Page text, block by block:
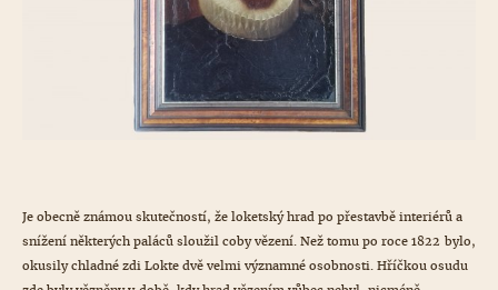
Je obecně známou skutečností, že loketský hrad po přestavbě interiérů a
snížení některých paláců sloužil coby vězení. Než tomu po roce 1822 bylo,
okusily chladné zdi Lokte dvě velmi významné osobnosti. Hříčkou osudu